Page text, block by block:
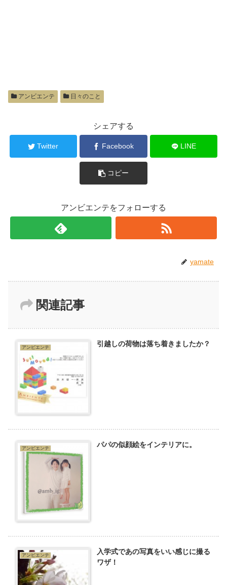
アンビエンテ 日々のこと
シェアする
Twitter Facebook LINE
コピー
アンビエンテをフォローする
yamate
関連記事
アンビエンテ 引越しの荷物は落ち着きましたか？
アンビエンテ パパの似顔絵をインテリアに。
アンビエンテ
入学式であの写真をいい感じに撮る
ワザ！